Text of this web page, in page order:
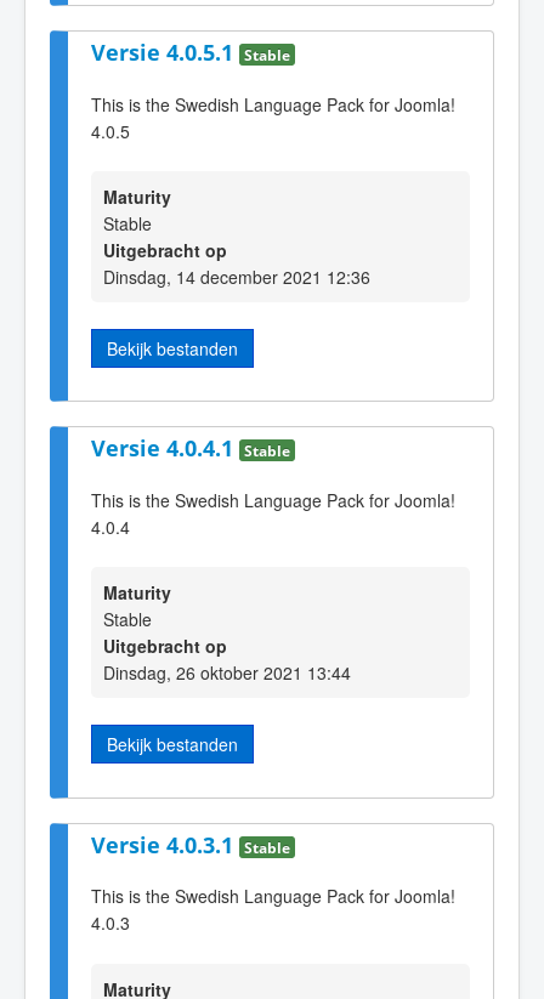
Versie 4.0.5.1 Stable
This is the Swedish Language Pack for Joomla!
4.0.5
Maturity
Stable
Uitgebracht op
Dinsdag, 14 december 2021 12:36
Bekijk bestanden
Versie 4.0.4.1 Stable
This is the Swedish Language Pack for Joomla!
4.0.4
Maturity
Stable
Uitgebracht op
Dinsdag, 26 oktober 2021 13:44
Bekijk bestanden
Versie 4.0.3.1 Stable
This is the Swedish Language Pack for Joomla!
4.0.3
Maturity